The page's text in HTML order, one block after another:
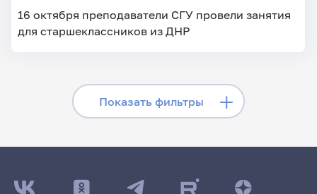
16 октября преподаватели СГУ провели занятия
для старшеклассников из ДНР
Показать фильтры
Скрыть фильтры